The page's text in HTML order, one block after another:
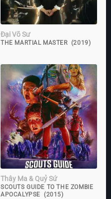
Đại Võ Sư
THE MARTIAL MASTER (2019)
Thây Ma & Quỷ Sứ
SCOUTS GUIDE TO THE ZOMBIE
APOCALYPSE (2015)